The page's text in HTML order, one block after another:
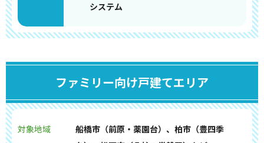
システム
ファミリー向け戸建てエリア
対象地域
船橋市（前原・薬園台）、柏市（豊四季